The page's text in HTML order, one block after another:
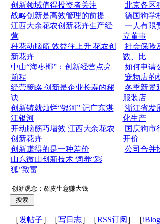
创新领域值得投资者关注
战略创新是高效管理的前提
江西大余花农创新花卉生产经
营
种花动脑筋 效益往上升 花农创
新花卉
中山“海枣椰”：创新经营点亮
前程
经营策略 创新是企业长寿的秘
诀
创新铸就灿烂“银河” 记广东湛
江银河
开动脑筋巧增效 江西大余花农
创新花卉
创新赚得的是一种差价
山东微山创新技术 饲养“彩
狐”致富
北京各区
德国狗学
一人有限
立董事
社会保险
数、比
如何申请
宠物店的
冬季新
服装店
浙江省发
化生产
国庆狗市
开价
公司合并
［发帖子］［写日志］［RSS订阅 ］［